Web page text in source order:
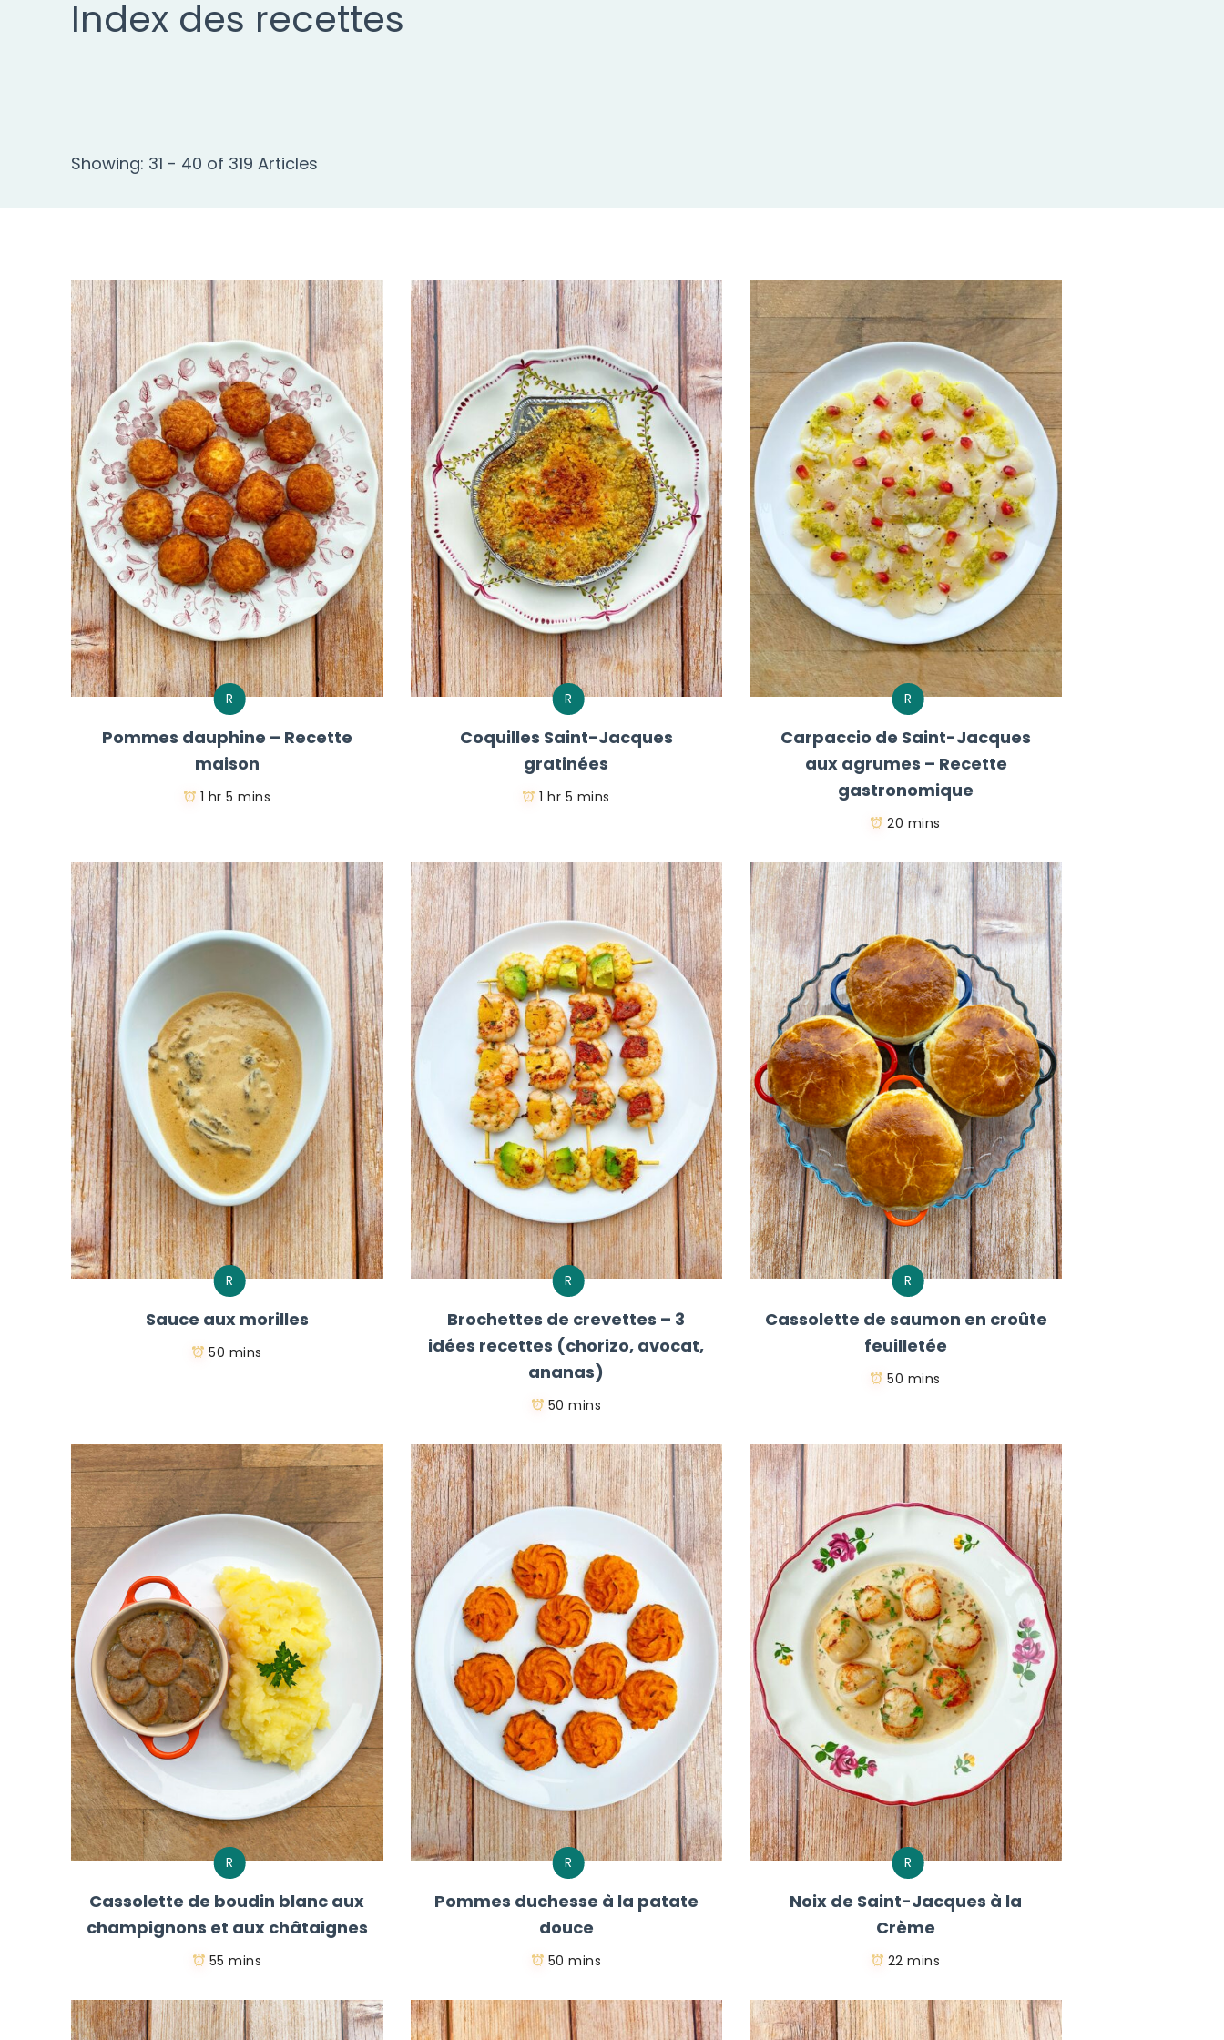
Index des recettes
Showing: 31 - 40 of 319 Articles
R
Pommes dauphine – Recette
maison
1 hr 5 mins
R
Coquilles Saint-Jacques
gratinées
1 hr 5 mins
R
Carpaccio de Saint-Jacques
aux agrumes – Recette
gastronomique
20 mins
R
Sauce aux morilles
50 mins
R
Brochettes de crevettes – 3
idées recettes (chorizo, avocat,
ananas)
50 mins
R
Cassolette de saumon en croûte
feuilletée
50 mins
R
Cassolette de boudin blanc aux
champignons et aux châtaignes
55 mins
R
Pommes duchesse à la patate
douce
50 mins
R
Noix de Saint-Jacques à la
Crème
22 mins